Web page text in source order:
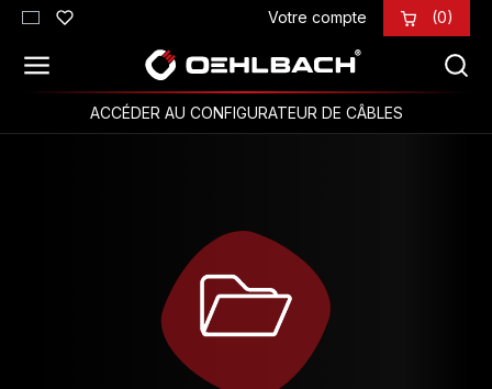
Passer au contenu principal Votre compte (0)
ACCÉDER AU CONFIGURATEUR DE CÂBLES